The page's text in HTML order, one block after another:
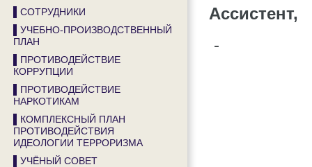
Ассистент,
-
▌СОТРУДНИКИ
▌УЧЕБНО-ПРОИЗВОДСТВЕННЫЙ
ПЛАН
▌ПРОТИВОДЕЙСТВИЕ
КОРРУПЦИИ
▌ПРОТИВОДЕЙСТВИЕ
НАРКОТИКАМ
▌КОМПЛЕКСНЫЙ ПЛАН
ПРОТИВОДЕЙСТВИЯ
ИДЕОЛОГИИ ТЕРРОРИЗМА
▌УЧЁНЫЙ СОВЕТ